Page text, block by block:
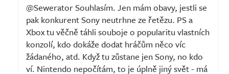
@Sewerator Souhlasím. Jen mám obavy, jestli se
pak konkurent Sony neutrhne ze řetězu. PS a
Xbox tu věčně táhli souboje o popularitu vlastních
konzolí, kdo dokáže dodat hráčům něco víc
žádaného, atd. Když tu zůstane jen Sony, no kdo
ví. Nintendo nepočítám, to je úplně jiný svět - má